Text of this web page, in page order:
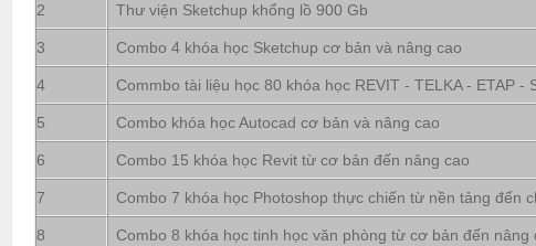
2 Thư viện Sketchup khổng lồ 900 Gb
3 Combo 4 khóa học Sketchup cơ bản và nâng cao
4 Commbo tài liệu học 80 khóa học REVIT - TELKA - ETAP -
5 Combo khóa học Autocad cơ bản và nâng cao
6 Combo 15 khóa học Revit từ cơ bản đến nâng cao
7 Combo 7 khóa học Photoshop thực chiến từ nền tảng đến
8 Combo 8 khóa học tinh học văn phòng từ cơ bản đến nâng